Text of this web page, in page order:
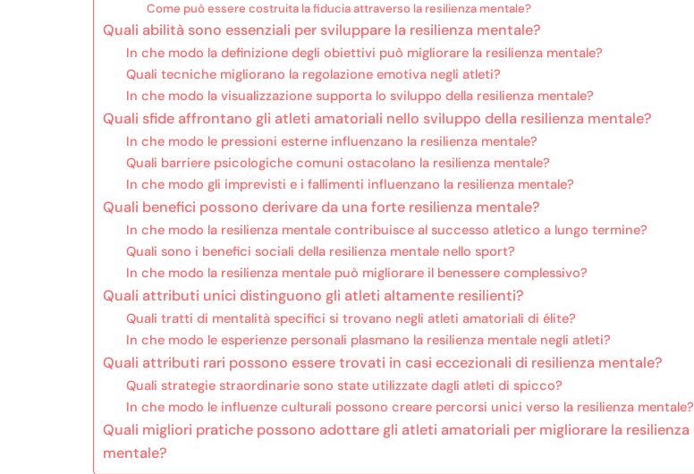
Come può essere costruita la fiducia attraverso la resilienza mentale?
Quali abilità sono essenziali per sviluppare la resilienza mentale?
In che modo la definizione degli obiettivi può migliorare la resilienza mentale?
Quali tecniche migliorano la regolazione emotiva negli atleti?
In che modo la visualizzazione supporta lo sviluppo della resilienza mentale?
Quali sfide affrontano gli atleti amatoriali nello sviluppo della resilienza mentale?
In che modo le pressioni esterne influenzano la resilienza mentale?
Quali barriere psicologiche comuni ostacolano la resilienza mentale?
In che modo gli imprevisti e i fallimenti influenzano la resilienza mentale?
Quali benefici possono derivare da una forte resilienza mentale?
In che modo la resilienza mentale contribuisce al successo atletico a lungo termine?
Quali sono i benefici sociali della resilienza mentale nello sport?
In che modo la resilienza mentale può migliorare il benessere complessivo?
Quali attributi unici distinguono gli atleti altamente resilienti?
Quali tratti di mentalità specifici si trovano negli atleti amatoriali di élite?
In che modo le esperienze personali plasmano la resilienza mentale negli atleti?
Quali attributi rari possono essere trovati in casi eccezionali di resilienza mentale?
Quali strategie straordinarie sono state utilizzate dagli atleti di spicco?
In che modo le influenze culturali possono creare percorsi unici verso la resilienza mentale?
Quali migliori pratiche possono adottare gli atleti amatoriali per migliorare la resilienza
mentale?